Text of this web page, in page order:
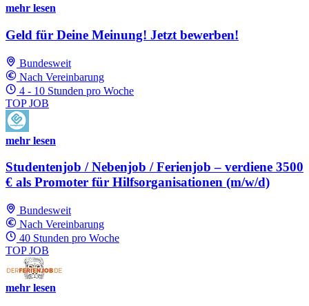
mehr lesen
Geld für Deine Meinung! Jetzt bewerben!
Bundesweit
Nach Vereinbarung
4 - 10 Stunden pro Woche
TOP JOB
mehr lesen
Studentenjob / Nebenjob / Ferienjob – verdiene 3500
€ als Promoter für Hilfsorganisationen (m/w/d)
Bundesweit
Nach Vereinbarung
40 Stunden pro Woche
TOP JOB
mehr lesen